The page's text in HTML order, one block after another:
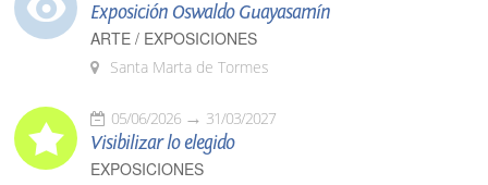
Exposición Oswaldo Guayasamín
ARTE / EXPOSICIONES
Santa Marta de Tormes
05/06/2026 31/03/2027
Visibilizar lo elegido
EXPOSICIONES